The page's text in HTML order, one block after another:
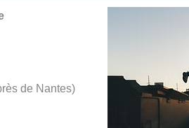
de Nantes)